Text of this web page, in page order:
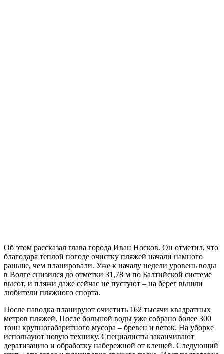
Об этом рассказал глава города Иван Носков. Он отметил, что
благодаря теплой погоде очистку пляжей начали намного
раньше, чем планировали. Уже к началу недели уровень воды
в Волге снизился до отметки 31,78 м по Балтийской системе
высот, и пляжи даже сейчас не пустуют – на берег вышли
любители пляжного спорта.
После паводка планируют очистить 162 тысячи квадратных
метров пляжей. После большой воды уже собрано более 300
тонн крупногабаритного мусора – бревен и веток. На уборке
используют новую технику. Специалисты заканчивают
дератизацию и обработку набережной от клещей. Следующий